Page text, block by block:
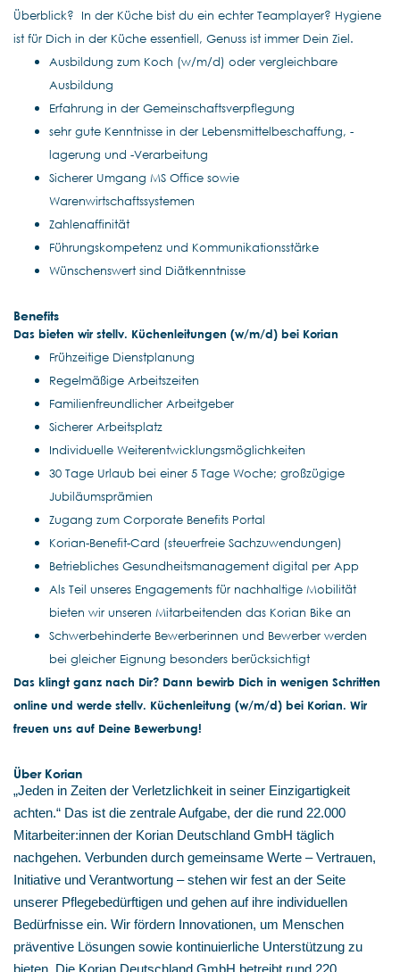
Überblick? In der Küche bist du ein echter Teamplayer? Hygiene
ist für Dich in der Küche essentiell, Genuss ist immer Dein Ziel.
Ausbildung zum Koch (w/m/d) oder vergleichbare
Ausbildung
Erfahrung in der Gemeinschaftsverpflegung
sehr gute Kenntnisse in der Lebensmittelbeschaffung, -
lagerung und -Verarbeitung
Sicherer Umgang MS Office sowie
Warenwirtschaftssystemen
Zahlenaffinität
Führungskompetenz und Kommunikationsstärke
Wünschenswert sind Diätkenntnisse
Benefits
Das bieten wir stellv. Küchenleitungen (w/m/d) bei Korian
Frühzeitige Dienstplanung
Regelmäßige Arbeitszeiten
Familienfreundlicher Arbeitgeber
Sicherer Arbeitsplatz
Individuelle Weiterentwicklungsmöglichkeiten
30 Tage Urlaub bei einer 5 Tage Woche; großzügige
Jubiläumsprämien
Zugang zum Corporate Benefits Portal
Korian-Benefit-Card (steuerfreie Sachzuwendungen)
Betriebliches Gesundheitsmanagement digital per App
Als Teil unseres Engagements für nachhaltige Mobilität
bieten wir unseren Mitarbeitenden das Korian Bike an
Schwerbehinderte Bewerberinnen und Bewerber werden
bei gleicher Eignung besonders berücksichtigt
Das klingt ganz nach Dir? Dann bewirb Dich in wenigen Schritten
online und werde stellv. Küchenleitung (w/m/d) bei Korian. Wir
freuen uns auf Deine Bewerbung!
Über Korian
„Jeden in Zeiten der Verletzlichkeit in seiner Einzigartigkeit
achten.“ Das ist die zentrale Aufgabe, der die rund 22.000
Mitarbeiter:innen der Korian Deutschland GmbH täglich
nachgehen. Verbunden durch gemeinsame Werte – Vertrauen,
Initiative und Verantwortung – stehen wir fest an der Seite
unserer Pflegebedürftigen und gehen auf ihre individuellen
Bedürfnisse ein. Wir fördern Innovationen, um Menschen
präventive Lösungen sowie kontinuierliche Unterstützung zu